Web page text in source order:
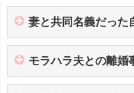
妻と共同名義だった
モラハラ夫との離婚